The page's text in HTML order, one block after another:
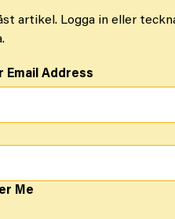
artikel. Logga in eller
Email Address
Me